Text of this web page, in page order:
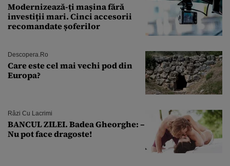
Modernizează-ți mașina fără
investiții mari. Cinci accesorii
recomandate șoferilor
Descopera.ro
Care este cel mai vechi pod din
Europa?
Râzi Cu Lacrimi
BANCUL ZILEI. Badea Gheorghe: –
Nu pot face dragoste!